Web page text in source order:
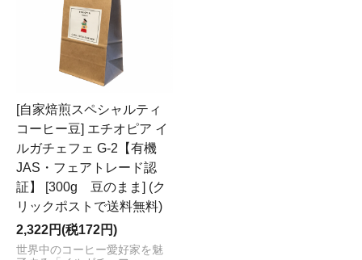
[自家焙煎スペシャルティ
コーヒー豆] エチオピア イ
ルガチェフェ G-2【有機
JAS・フェアトレード認
証】 [300g 豆のまま] (ク
リックポストで送料無料)
2,322円(税172円)
世界中のコーヒー愛好家を魅